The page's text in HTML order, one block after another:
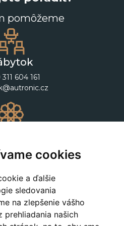
cookies
a ďalšie
sledovania
na zlepšenie vášho
prehliadania našich
pomôžeme
604 161
604 182